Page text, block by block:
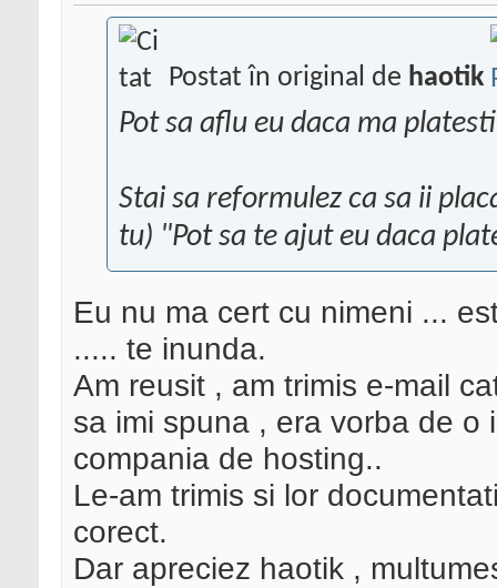
Postat în original de haotik
Pot sa aflu eu daca ma
Stai sa reformulez ca sa ii
tu) "Pot sa te ajut eu daca
Eu nu ma cert cu nimeni ...
..... te inunda.
Am reusit , am trimis e-mail
sa imi spuna , era vorba de o
compania de hosting..
Le-am trimis si lor
corect.
Dar apreciez haotik ,